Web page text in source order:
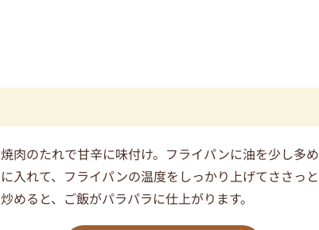
焼肉のたれで甘辛に味付け。フライパンに油を少し多め
に入れて、フライパンの温度をしっかり上げてささっと
炒めると、ご飯がパラパラに仕上がります。